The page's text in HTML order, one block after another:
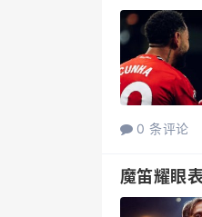
0 条评论
魔笛耀眼